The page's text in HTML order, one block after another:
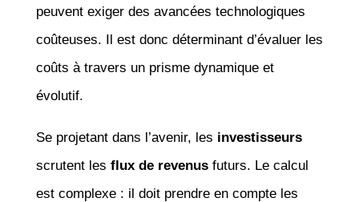
peuvent exiger des avancées technologiques
coûteuses. Il est donc déterminant d’évaluer les
coûts à travers un prisme dynamique et
évolutif.
Se projetant dans l’avenir, les investisseurs
scrutent les flux de revenusfuturs. Le calcul
est complexe : il doit prendre en compte les